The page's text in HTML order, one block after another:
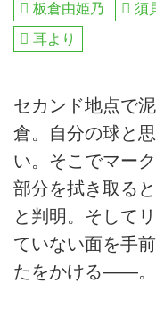
板倉由姫乃
須
耳より
セカンド地点で
倉。自分の球と
い。そこでマー
部分を拭き取る
と判明。そして
ていない面を手
たをかける――。